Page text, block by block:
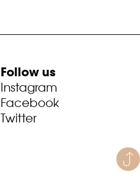
Follow us
Instagram
Facebook
Twitter